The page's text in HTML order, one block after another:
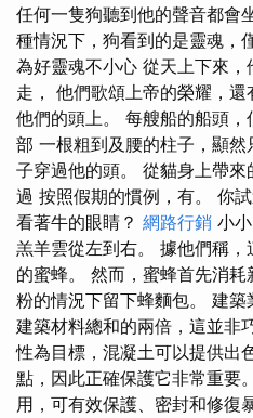
任何一隻狗聽到他的聲音都會
種情況下，狗看到的是靈魂，
為好靈魂不小心 從天上下來
走， 他們歌頌上帝的榮耀，
他們的頭上。 每艘船的船頭
部 一根粗到及腰的柱子，顯
子穿過他的頭。 從貓身上帶
過 按照假期的慣例，有。 你
看著牛的眼睛？ 網路行銷 小
羔羊雲從左到右。 據他們稱
的蜜蜂。 然而，蜜蜂首先消
粉的情況下留下蜂麵包。 建
建築材料總和的兩倍，這並非
性為目標，混凝土可以提供出
點，因此正確保護它非常重要
用，可有效保護、密封和修復